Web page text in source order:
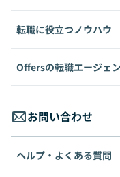
転職に役立つノウハウ
Offersの転職エージェ
お問い合わせ
ヘルプ・よくある質問